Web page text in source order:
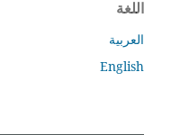
اللغة
العربية
English